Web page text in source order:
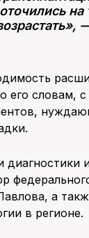
его словам,
а
в регионе.